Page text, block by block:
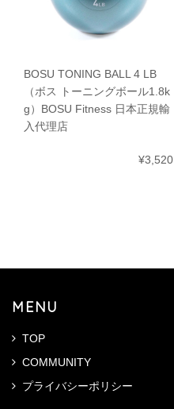
BOSU TONING BALL 4 LB
（ボス トーニングボール1.8k
g）BOSU Fitness 日本正規輸
入代理店
¥3,520
MENU
TOP
COMMUNITY
プライバシーポリシー